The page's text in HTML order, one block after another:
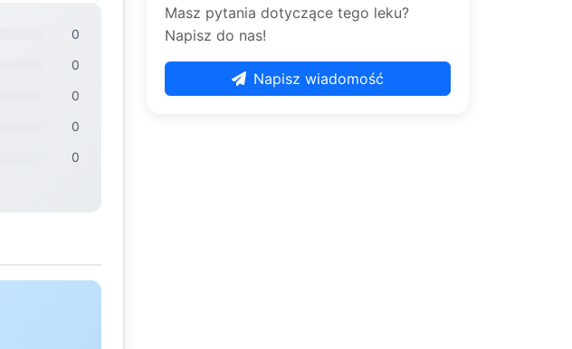
0
0
0
0
0
Masz pytania dotyczące tego leku?
Napisz do nas!
Napisz wiadomość